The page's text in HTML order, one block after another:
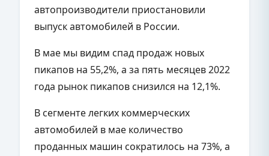
автопроизводители приостановили
выпуск автомобилей в России.
В мае мы видим спад продаж новых
пикапов на 55,2%, а за пять месяцев 2022
года рынок пикапов снизился на 12,1%.
В сегменте легких коммерческих
автомобилей в мае количество
проданных машин сократилось на 73%, а